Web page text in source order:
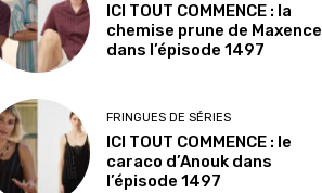
ICI TOUT COMMENCE : la
chemise prune de Maxence
dans l’épisode 1497
FRINGUES DE SÉRIES
ICI TOUT COMMENCE : le
caraco d’Anouk dans
l’épisode 1497